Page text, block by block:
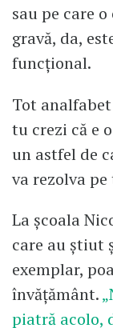
sau pe care
gravă, da,
funcțional.
Tot
tu crezi că e
un astfel de
va rezolva pe
La școala
care au știut
exemplar,
învățământ.
piatră acolo,